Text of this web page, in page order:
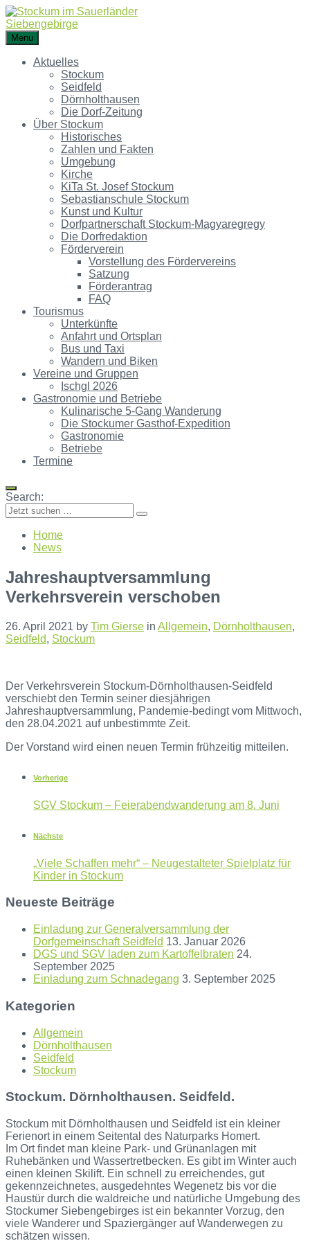
Menu
Aktuelles
Stockum
Seidfeld
Dörnholthausen
Die Dorf-Zeitung
Über Stockum
Historisches
Zahlen und Fakten
Umgebung
Kirche
KiTa St. Josef Stockum
Sebastianschule Stockum
Kunst und Kultur
Dorfpartnerschaft Stockum-Magyaregregy
Die Dorfredaktion
Förderverein
Vorstellung des Fördervereins
Satzung
Förderantrag
FAQ
Tourismus
Unterkünfte
Anfahrt und Ortsplan
Bus und Taxi
Wandern und Biken
Vereine und Gruppen
Ischgl 2026
Gastronomie und Betriebe
Kulinarische 5-Gang Wanderung
Die Stockumer Gasthof-Expedition
Gastronomie
Betriebe
Termine
Search:
Home
News
Jahreshauptversammlung
Verkehrsverein verschoben
26. April 2021 by Tim Gierse in Allgemein, Dörnholthausen,
Seidfeld, Stockum
Der Verkehrsverein Stockum-Dörnholthausen-Seidfeld
verschiebt den Termin seiner diesjährigen
Jahreshauptversammlung, Pandemie-bedingt vom Mittwoch,
den 28.04.2021 auf unbestimmte Zeit.
Der Vorstand wird einen neuen Termin frühzeitig mitteilen.
Vorherige
SGV Stockum – Feierabendwanderung am 8. Juni
Nächste
„Viele Schaffen mehr“ – Neugestalteter Spielplatz für
Kinder in Stockum
Neueste Beiträge
Einladung zur Generalversammlung der
Dorfgemeinschaft Seidfeld 13. Januar 2026
DGS und SGV laden zum Kartoffelbraten 24.
September 2025
Einladung zum Schnadegang 3. September 2025
Kategorien
Allgemein
Dörnholthausen
Seidfeld
Stockum
Stockum. Dörnholthausen. Seidfeld.
Stockum mit Dörnholthausen und Seidfeld ist ein kleiner
Ferienort in einem Seitental des Naturparks Homert.
Im Ort findet man kleine Park- und Grünanlagen mit
Ruhebänken und Wassertretbecken. Es gibt im Winter auch
einen kleinen Skilift. Ein schnell zu erreichendes, gut
gekennzeichnetes, ausgedehntes Wegenetz bis vor die
Haustür durch die waldreiche und natürliche Umgebung des
Stockumer Siebengebirges ist ein bekannter Vorzug, den
viele Wanderer und Spaziergänger auf Wanderwegen zu
schätzen wissen.